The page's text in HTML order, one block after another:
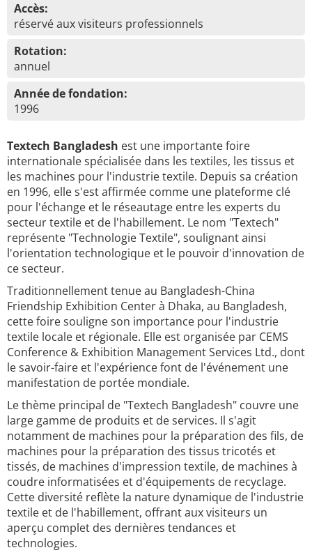
Accès:
réservé aux visiteurs professionnels
Rotation:
annuel
Année de fondation:
1996
Textech Bangladesh est une importante foire
internationale spécialisée dans les textiles, les tissus et
les machines pour l'industrie textile. Depuis sa création
en 1996, elle s'est affirmée comme une plateforme clé
pour l'échange et le réseautage entre les experts du
secteur textile et de l'habillement. Le nom "Textech"
représente "Technologie Textile", soulignant ainsi
l'orientation technologique et le pouvoir d'innovation de
ce secteur.
Traditionnellement tenue au Bangladesh-China
Friendship Exhibition Center à Dhaka, au Bangladesh,
cette foire souligne son importance pour l'industrie
textile locale et régionale. Elle est organisée par CEMS
Conference & Exhibition Management Services Ltd., dont
le savoir-faire et l'expérience font de l'événement une
manifestation de portée mondiale.
Le thème principal de "Textech Bangladesh" couvre une
large gamme de produits et de services. Il s'agit
notamment de machines pour la préparation des fils, de
machines pour la préparation des tissus tricotés et
tissés, de machines d'impression textile, de machines à
coudre informatisées et d'équipements de recyclage.
Cette diversité reflète la nature dynamique de l'industrie
textile et de l'habillement, offrant aux visiteurs un
aperçu complet des dernières tendances et
technologies.